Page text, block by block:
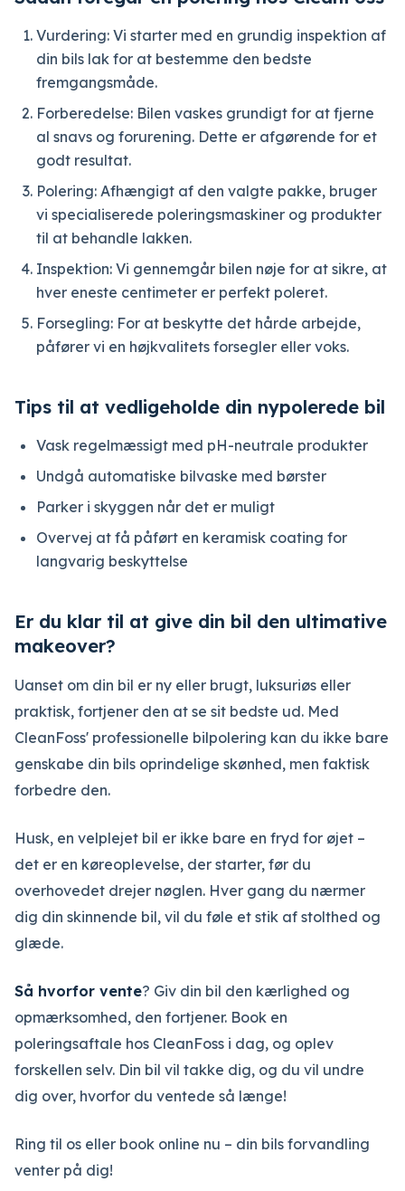
Vurdering: Vi starter med en grundig inspektion af
din bils lak for at bestemme den bedste
fremgangsmåde.
Forberedelse: Bilen vaskes grundigt for at fjerne
al snavs og forurening. Dette er afgørende for et
godt resultat.
Polering: Afhængigt af den valgte pakke, bruger
vi specialiserede poleringsmaskiner og produkter
til at behandle lakken.
Inspektion: Vi gennemgår bilen nøje for at sikre, at
hver eneste centimeter er perfekt poleret.
Forsegling: For at beskytte det hårde arbejde,
påfører vi en højkvalitets forsegler eller voks.
Tips til at vedligeholde din nypolerede bil
Vask regelmæssigt med pH-neutrale produkter
Undgå automatiske bilvaske med børster
Parker i skyggen når det er muligt
Overvej at få påført en keramisk coating for
langvarig beskyttelse
Er du klar til at give din bil den ultimative
makeover?
Uanset om din bil er ny eller brugt, luksuriøs eller
praktisk, fortjener den at se sit bedste ud. Med
CleanFoss' professionelle bilpolering kan du ikke bare
genskabe din bils oprindelige skønhed, men faktisk
forbedre den.
Husk, en velplejet bil er ikke bare en fryd for øjet –
det er en køreoplevelse, der starter, før du
overhovedet drejer nøglen. Hver gang du nærmer
dig din skinnende bil, vil du føle et stik af stolthed og
glæde.
Så hvorfor vente? Giv din bil den kærlighed og
opmærksomhed, den fortjener. Book en
poleringsaftale hos CleanFoss i dag, og oplev
forskellen selv. Din bil vil takke dig, og du vil undre
dig over, hvorfor du ventede så længe!
Ring til os eller book online nu – din bils forvandling
venter på dig!